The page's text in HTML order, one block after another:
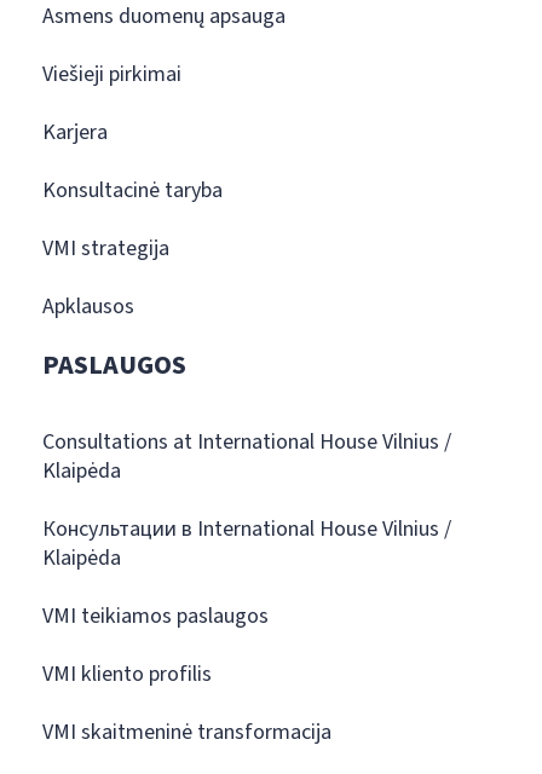
Asmens duomenų apsauga
Viešieji pirkimai
Karjera
Konsultacinė taryba
VMI strategija
Apklausos
PASLAUGOS
Consultations at International House Vilnius /
Klaipėda
Консультации в International House Vilnius /
Klaipėda
VMI teikiamos paslaugos
VMI kliento profilis
VMI skaitmeninė transformacija